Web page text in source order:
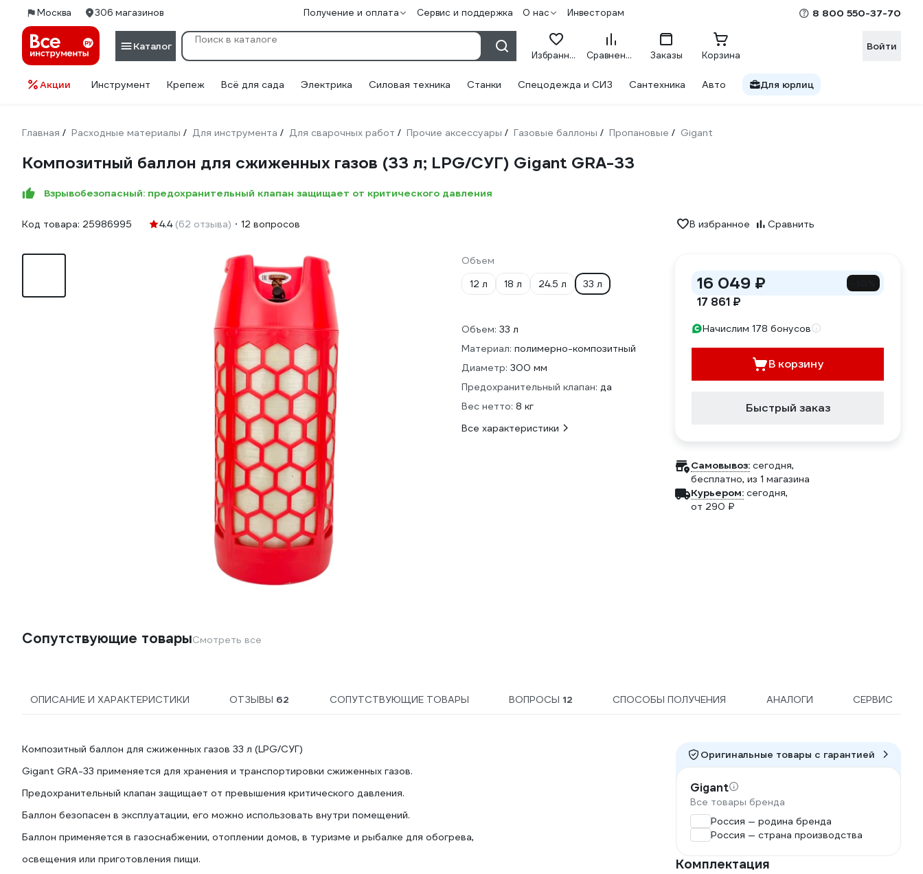
Москва 306 магазинов Получение и оплата Сервис и поддержка О нас Инвесторам 8 800 550-37-70
Каталог
Избранное Сравнение Заказы Корзина
Войти
Акции Инструмент Крепеж Всё для сада Электрика Силовая техника Станки Спецодежда и СИЗ Сантехника Авто Для юрлиц
Главная / Расходные материалы / Для инструмента / Для сварочных работ / Прочие аксессуары / Газовые баллоны / Пропановые / Gigant
Композитный баллон для сжиженных газов (33 л; LPG/СУГ) Gigant GRA-33
Взрывобезопасный: предохранительный клапан защищает от критического давления
Код товара: 25986995 4.4 (62 отзыва) 12 вопросов В избранное Сравнить
Объем
12 л
18 л 24.5 л 33 л
Объем: 33 л
Материал: полимерно-композитный
Диаметр: 300 мм
Предохранительный клапан: да
Вес нетто: 8 кг
Все характеристики
16 049 ₽
17 861 ₽
Начислим 178 бонусов
В корзину
Быстрый заказ
Самовывоз: сегодня,
бесплатно, из 1 магазина
Курьером: сегодня,
от 290 ₽
Сопутствующие товарыСмотреть все
ОПИСАНИЕ И ХАРАКТЕРИСТИКИ ОТЗЫВЫ 62 СОПУТСТВУЮЩИЕ ТОВАРЫ ВОПРОСЫ 12 СПОСОБЫ ПОЛУЧЕНИЯ АНАЛОГИ СЕРВИС
Композитный баллон для сжиженных газов 33 л (LPG/СУГ)
Gigant GRA-33 применяется для хранения и транспортировки сжиженных газов.
Предохранительный клапан защищает от превышения критического давления.
Баллон безопасен в эксплуатации, его можно использовать внутри помещений.
Баллон применяется в газоснабжении, отоплении домов, в туризме и рыбалке для обогрева,
освещения или приготовления пищи.
Оригинальные товары c гарантией
Gigant
Все товары бренда
Россия — родина бренда
Россия — страна производства
Комплектация